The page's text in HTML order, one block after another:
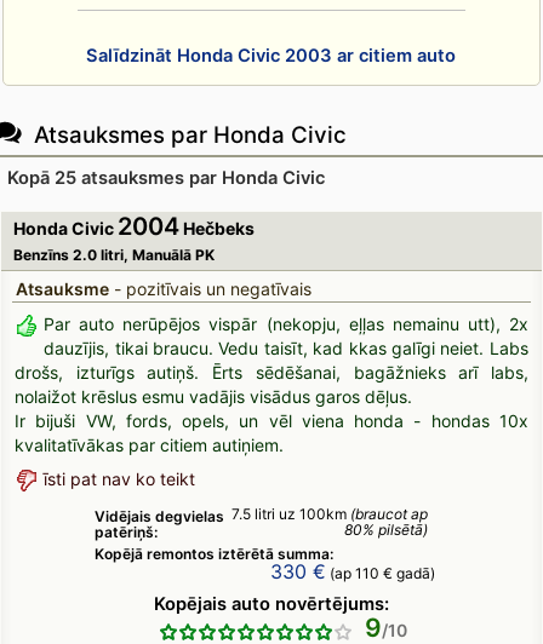
Salīdzināt Honda Civic 2003 ar citiem auto
Atsauksmes par Honda Civic
Kopā 25 atsauksmes par Honda Civic
Honda Civic 2004Hečbeks
Benzīns 2.0 litri, Manuālā PK
Atsauksme- pozitīvais un negatīvais
Par auto nerūpējos vispār (nekopju, eļļas nemainu utt), 2x
dauzījis, tikai braucu. Vedu taisīt, kad kkas galīgi neiet. Labs
drošs, izturīgs autiņš. Ērts sēdēšanai, bagāžnieks arī labs,
nolaižot krēslus esmu vadājis visādus garos dēļus.
Ir bijuši VW, fords, opels, un vēl viena honda - hondas 10x
kvalitatīvākas par citiem autiņiem.
īsti pat nav ko teikt
Vidējais degvielas
patēriņš:
7.5 litri uz 100km (braucot ap
80% pilsētā)
Kopējā remontos iztērētā summa:
330 € (ap 110 € gadā)
Kopējais auto novērtējums:
9